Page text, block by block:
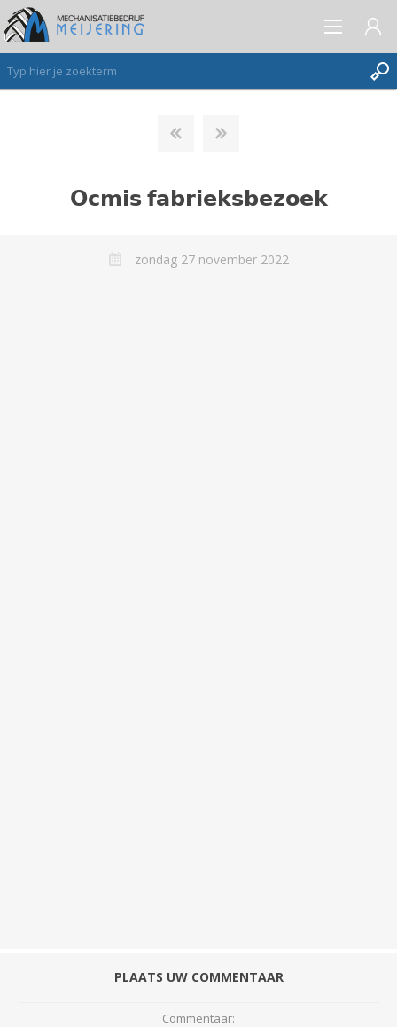
AANMELDEN ALS NIEUWE KLANT
VERLANGLIJST (0)
𝗢𝗰𝗺𝗶𝘀 𝗳𝗮𝗯𝗿𝗶𝗲𝗸𝘀𝗯𝗲𝘇𝗼𝗲𝗸
zondag 27 november 2022
PLAATS UW COMMENTAAR
Commentaar: